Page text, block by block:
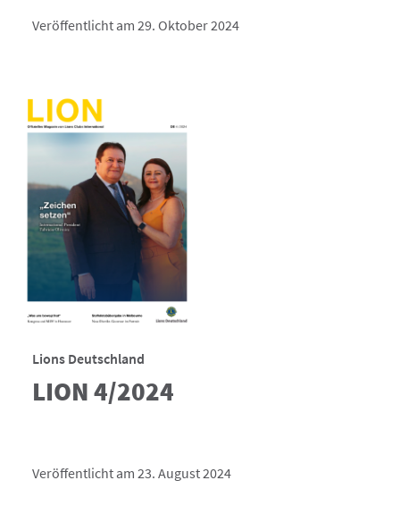
Veröffentlicht am 29. Oktober 2024
Lions Deutschland
LION 4/2024
Veröffentlicht am 23. August 2024